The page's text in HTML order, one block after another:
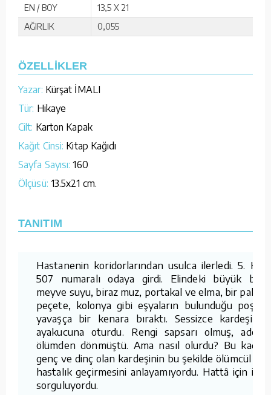
EN / BOY
13,5 X 21
AĞIRLIK
0,055
ÖZELLİKLER
Yazar: Kürşat İMALI
Tür: Hikaye
Cilt: Karton Kapak
Kağıt Cinsi: Kitap Kağıdı
Sayfa Sayısı: 160
Ölçüsü: 13.5x21 cm.
TANITIM
Hastanenin koridorlarından usulca ilerledi. 5. Kat
507 numaralı odaya girdi. Elindeki büyük boy
meyve suyu, biraz muz, portakal ve elma, bir paket
peçete, kolonya gibi eşyaların bulunduğu poşeti
yavaşça bir kenara bıraktı. Sessizce kardeşinin
ayakucuna oturdu. Rengi sapsarı olmuş, adeta
ölümden dönmüştü. Ama nasıl olurdu? Bu kadar
genç ve dinç olan kardeşinin bu şekilde ölümcül bir
hastalık geçirmesini anlayamıyordu. Hattâ için için
sorguluyordu.